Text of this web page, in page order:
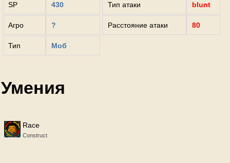
SP 430
Агро ?
Тип Моб
Тип атаки blunt
Расстояние атаки 80
Умения
Race
Construct